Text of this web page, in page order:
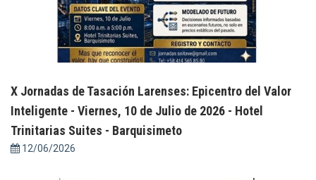
X Jornadas de Tasación Larenses: Epicentro del Valor
Inteligente - Viernes, 10 de Julio de 2026 - Hotel
Trinitarias Suites - Barquisimeto
12/06/2026